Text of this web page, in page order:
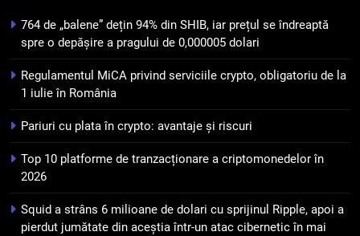
puțin de 24 de ore
6
Banii digitali și arhitectura
încrederii: O nouă viziune asupra
7
WhiteBIT și FC Barcelona
pentru a stimula implicarea
fanilor și inovarea în domeniul
STIRI
764 de „balene” dețin 94% din SHIB, iar prețul se îndreaptă
spre o depășire a pragului de 0,000005 dolari
Regulamentul MiCA privind serviciile crypto, obligatoriu de la
1 iulie în România
Pariuri cu plata în crypto: avantaje și riscuri
Top 10 platforme de tranzacționare a criptomonedelor în
2026
Squid a strâns 6 milioane de dolari cu sprijinul Ripple, apoi a
pierdut jumătate din aceștia într-un atac cibernetic în mai